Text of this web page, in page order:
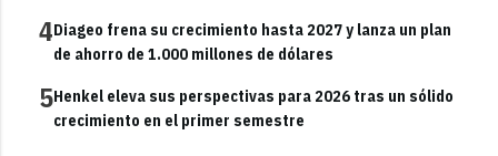
4Diageo frena su crecimiento hasta 2027 y lanza un plan
de ahorro de 1.000 millones de dólares
5Henkel eleva sus perspectivas para 2026 tras un sólido
crecimiento en el primer semestre